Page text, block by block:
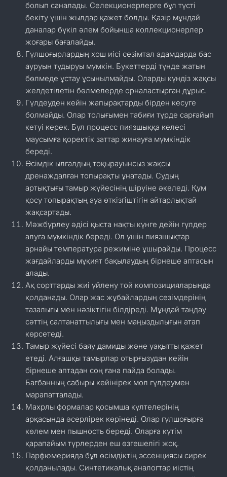
болып саналады. Селекционерлерге бұл түсті
бекіту үшін жылдар қажет болды. Қазір мұндай
даналар бүкіл әлем бойынша коллекционерлер
жоғары бағалайды.
Гүлшоғырлардың хош иісі сезімтал адамдарда бас
ауруын тудыруы мүмкін. Букеттерді түнде жатын
бөлмеде ұстау ұсынылмайды. Оларды күндіз жақсы
желдетілетін бөлмелерде орналастырған дұрыс.
Гүлдеуден кейін жапырақтарды бірден кесуге
болмайды. Олар толығымен табиғи түрде сарғайып
кетуі керек. Бұл процесс пиязшыққа келесі
маусымға қоректік заттар жинауға мүмкіндік
береді.
Өсімдік ылғалдың тоқырауынсыз жақсы
дренаждалған топырақты ұнатады. Судың
артықтығы тамыр жүйесінің шіруіне әкеледі. Құм
қосу топырақтың ауа өткізгіштігін айтарлықтай
жақсартады.
Мәжбүрлеу әдісі қыста нақты күнге дейін гүлдер
алуға мүмкіндік береді. Ол үшін пиязшықтар
арнайы температура режиміне ұшырайды. Процесс
жағдайларды мұқият бақылаудың бірнеше аптасын
алады.
Ақ сорттарды жиі үйлену той композицияларында
қолданады. Олар жас жұбайлардың сезімдерінің
тазалығы мен нәзіктігін білдіреді. Мұндай таңдау
сәттің салтанаттылығы мен маңыздылығын атап
көрсетеді.
Тамыр жүйесі баяу дамиды және уақытты қажет
етеді. Алғашқы тамырлар отырғызудан кейін
бірнеше аптадан соң ғана пайда болады.
Бағбанның сабыры кейінірек мол гүлдеумен
марапатталады.
Махрлы формалар қосымша күлтелерінің
арқасында әсерлірек көрінеді. Олар гүлшоғырға
көлем мен пышность береді. Оларға күтім
қарапайым түрлерден еш өзгешелігі жоқ.
Парфюмерияда бұл өсімдіктің эссенциясы сирек
қолданылады. Синтетикалық аналогтар иістің